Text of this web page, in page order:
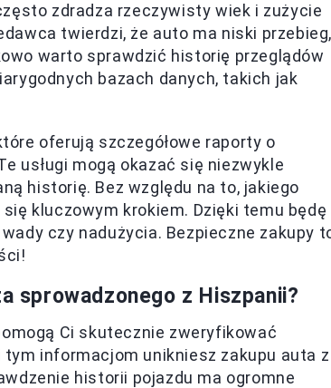
zdradza rzeczywisty wiek i zużycie
twierdzi, że auto ma niski przebieg,
warto sprawdzić historię przeglądów
bazach danych, takich jak
oferują szczegółowe raporty o
usługi mogą okazać się niezwykle
historię. Bez względu na to, jakiego
kluczowym krokiem. Dzięki temu będę
czy nadużycia. Bezpieczne zakupy
sprowadzonego z Hiszpanii?
Ci skutecznie zweryfikować
informacjom unikniesz zakupu auta z
historii pojazdu ma ogromne